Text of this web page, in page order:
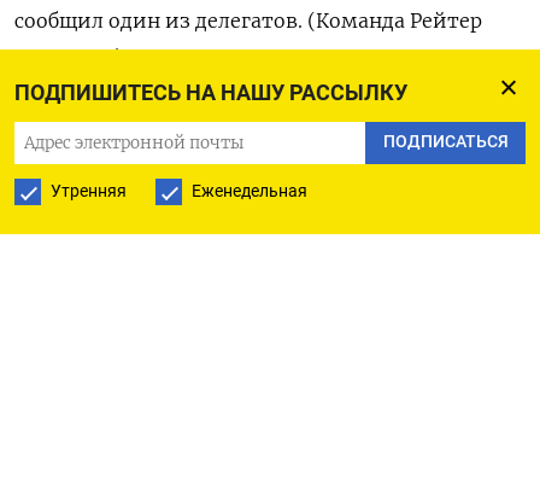
ПОДПИШИТЕСЬ НА НАШУ РАССЫЛКУ
ПОДПИСАТЬСЯ
Утренняя Еженедельная
сообщил один из делегатов. (Команда Рейтер
при ОПЕК)
ПОДПИСАТЬСЯ НА ТЕЛЕГРАМ
ПОДПИСАТЬСЯ В GOOGLE